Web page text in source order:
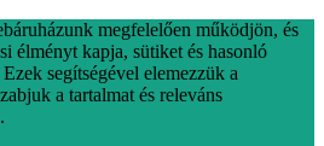
megfelelően működjön, és
élményt kapja, sütiket és hasonló
segítségével elemezzük a
a tartalmat és releváns